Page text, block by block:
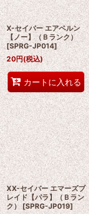
X-セイバー エアベルン
【ノー】（Ｂランク）
[SPRG-JP014]
20円(税込)
カートに入れる
XX-セイバー エマーズブ
レイド【パラ】（Ｂラン
ク） [SPRG-JP019]